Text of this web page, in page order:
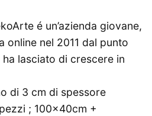
é un’azienda giovane,
online nel 2011 dal punto
lasciato di crescere in
di 3 cm di spessore
; 100x40cm +